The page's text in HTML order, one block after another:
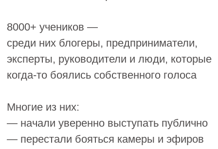
том, ЧТО вы говорите
А в том, как вас считывают другие люди,
когда вы говорите
На вебинаре вы поймёте, почему голос
так сильно влияет на уверенность,
и получите практики, которые помогут
начать звучать спокойнее, увереннее и
убедительнее